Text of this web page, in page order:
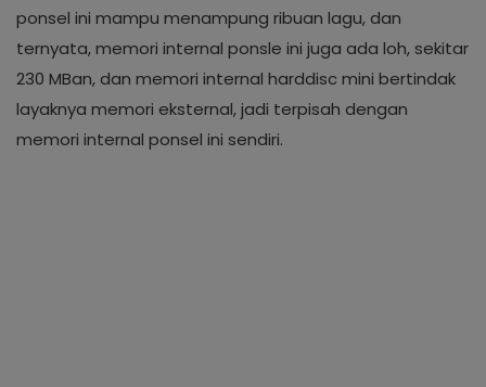
ponsel ini mampu menampung ribuan lagu, dan
ternyata, memori internal ponsle ini juga ada loh, sekitar
230 MBan, dan memori internal harddisc mini bertindak
layaknya memori eksternal, jadi terpisah dengan
memori internal ponsel ini sendiri.